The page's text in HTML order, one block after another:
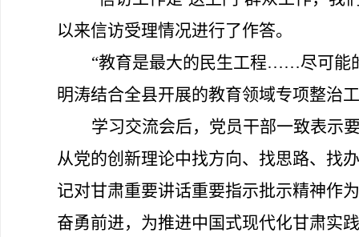
以来信访受理情况进行了作答。
“教育是最大的民生工程……尽可能
明涛结合全县开展的教育领域专项整治
学习交流会后， 党员干部一致表示
从党的创新理论中找方向、找思路、找
记对甘肃重要讲话重要指示批示精神作
奋勇前进，为推进中国式现代化甘肃实